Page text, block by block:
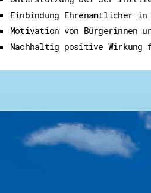
Einbindung Ehrenamtlicher
Motivation von Bürgerinnen
Nachhaltig positive Wirkung